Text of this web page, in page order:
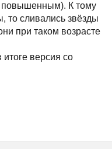
повышенным). К тому
то сливались звёзды
при таком возрасте
версия со